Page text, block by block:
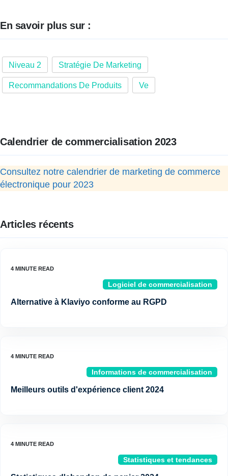
En savoir plus sur :
Niveau 2 Stratégie De Marketing
Recommandations De Produits Ve
Calendrier de commercialisation 2023
Consultez notre calendrier de marketing de commerce
électronique pour 2023
Articles récents
Logiciel de commercialisation
Alternative à Klaviyo conforme au RGPD
Informations de commercialisation
Meilleurs outils d'expérience client 2024
Statistiques et tendances